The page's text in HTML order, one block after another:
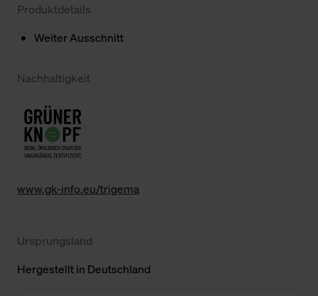
Produktdetails
Weiter Ausschnitt
Nachhaltigkeit
www.gk-info.eu/trigema
Ursprungsland
Hergestellt in Deutschland